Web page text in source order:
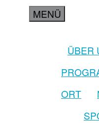
MENÜ
ÜBER
ORT